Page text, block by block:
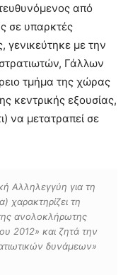
από
σε υπαρκτές
γενικεύτηκε με την
Γάλλων
τμήμα της χώρας
κεντρικής εξουσίας,
να μετατραπεί σε
Αλληλεγγύη για τη
χαρακτηρίζει τη
ανολοκλήρωτης
2012» και ζητά την
δυνάμεων»